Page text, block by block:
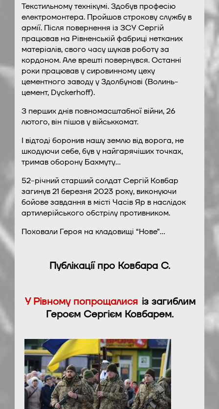
Текстильному технікумі. Здобув професію
електромонтера. Пройшов строкову службу в
армії. Після повернення із ЗСУ Сергій
працював на Рівненській фабриці нетканих
матеріалів, свого часу шукав роботу за
кордоном. Але врешті повернувся. Останні
роки працював у сировинному цеху
цементного заводу у Здолбунові (Волинь-
цемент, Dyckerhoff).
З перших днів повномасштабної війни, 26
лютого, він пішов у військкомат.
І відтоді боронив нашу землю від ворога, не
шкодуючи себе, був у найгарячіших точках,
тримав оборону Бахмуту…
52-річний старший солдат Сергій Ковбар
загинув 21 березня 2023 року, виконуючи
бойове завдання в місті Часів Яр в наслідок
артилерійського обстрілу противником.
Поховали Героя на кладовищі “Нове”…
Публікації про Ковбара С.
У Рівному попрощалися із загиблим
Героєм Сергієм Ковбарем.